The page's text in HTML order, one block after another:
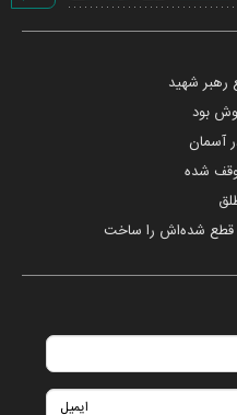
گزارش
رهبر شهید
بود
آسمان
شده
قطع شده‌اش را ساخت